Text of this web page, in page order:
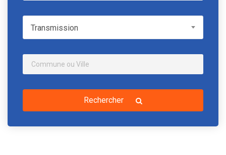
TransmissionTransmission
Rechercher